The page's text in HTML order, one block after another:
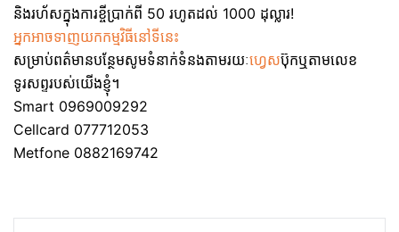
និងរហ័សក្នុងការខ្ចីប្រាក់ពី 50 រហូតដល់ 1000 ដុល្លារ!
អ្នកអាចទាញយកកម្មវិធីនៅទីនេះ
សម្រាប់ពត៌មានបន្ថែមសូមទំនាក់ទំនងតាមរយៈហ្វេសប៊ុកឬតាមលេខ
ទូរសព្ទរបស់យើងខ្ញុំ។
Smart 0969009292
Cellcard 077712053
Metfone 0882169742